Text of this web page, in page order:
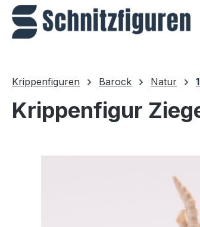
Hauptinhalt springen
Zur Suche springen
Zur Hauptnavigation springen
Krippenfiguren Barock Natur
Krippenfigur